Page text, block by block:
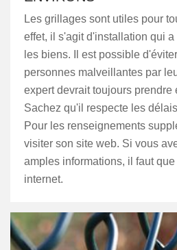
Les grillages sont utiles pour
effet, il s'agit d'installation qui
les biens. Il est possible
personnes malveillantes par
expert devrait toujours prendre
Sachez qu'il respecte les
Pour les renseignements
visiter son site web. Si vous
amples informations, il faut
internet.